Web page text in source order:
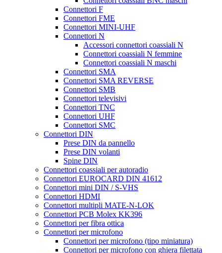
Connettori F
Connettori FME
Connettori MINI-UHF
Connettori N
Accessori connettori coassiali N
Connettori coassiali N femmine
Connettori coassiali N maschi
Connettori SMA
Connettori SMA REVERSE
Connettori SMB
Connettori televisivi
Connettori TNC
Connettori UHF
Connettori SMC
Connettori DIN
Prese DIN da pannello
Prese DIN volanti
Spine DIN
Connettori coassiali per autoradio
Connettori EUROCARD DIN 41612
Connettori mini DIN / S-VHS
Connettori HDMI
Connettori multipli MATE-N-LOK
Connettori PCB Molex KK396
Connettori per fibra ottica
Connettori per microfono
Connettori per microfono (tipo miniatura)
Connettori per microfono con ghiera filettata